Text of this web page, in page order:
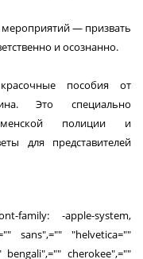
мероприятий ― призвать
и осознанно.
пособия от
Это специально
полиции и
для представителей
family: -apple-system,
sans",="" "helvetica=""
cherokee",=""